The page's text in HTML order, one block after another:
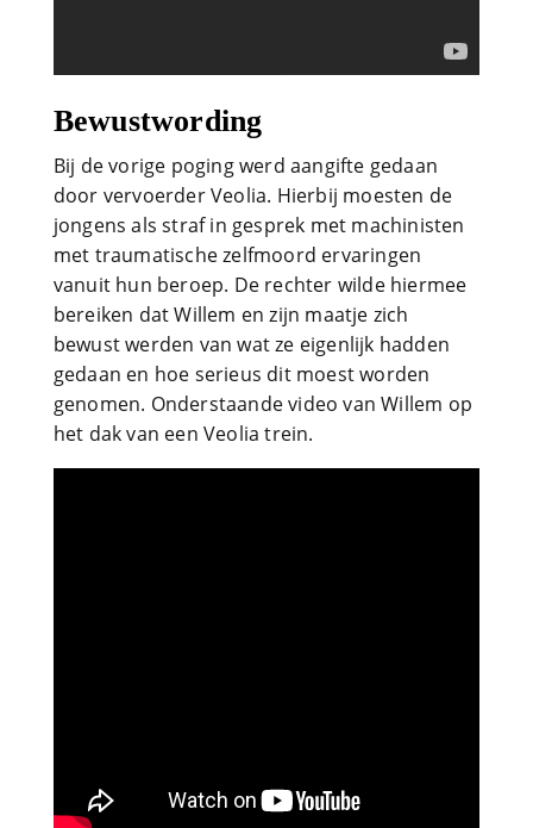
Bewustwording
Bij de vorige poging werd aangifte gedaan
door vervoerder Veolia. Hierbij moesten de
jongens als straf in gesprek met machinisten
met traumatische zelfmoord ervaringen
vanuit hun beroep. De rechter wilde hiermee
bereiken dat Willem en zijn maatje zich
bewust werden van wat ze eigenlijk hadden
gedaan en hoe serieus dit moest worden
genomen. Onderstaande video van Willem op
het dak van een Veolia trein.